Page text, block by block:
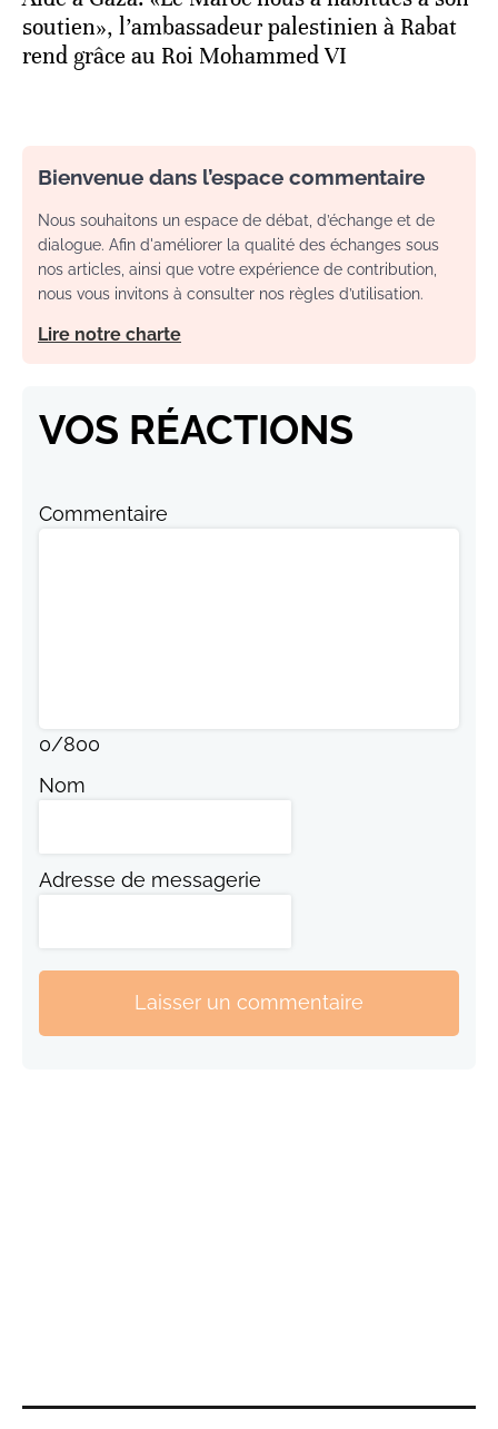
soutien», l’ambassadeur palestinien à Rabat
rend grâce au Roi Mohammed VI
Bienvenue dans l’espace commentaire
Nous souhaitons un espace de débat, d’échange et de
dialogue. Afin d'améliorer la qualité des échanges sous
nos articles, ainsi que votre expérience de contribution,
nous vous invitons à consulter nos règles d’utilisation.
Lire notre charte
VOS RÉACTIONS
Commentaire
0/800
Nom
Adresse de messagerie
Laisser un commentaire